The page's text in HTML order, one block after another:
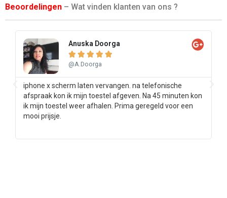
Beoordelingen – Wat vinden klanten van ons ?
Anuska Doorga
    
@A.Doorga
iphone x scherm laten vervangen. na telefonische
afspraak kon ik mijn toestel afgeven. Na 45 minuten kon
ik mijn toestel weer afhalen. Prima geregeld voor een
mooi prijsje.